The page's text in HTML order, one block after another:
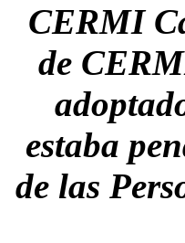
CERMI
de
estaba
de las